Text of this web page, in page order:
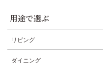
用途で選ぶ
リビング
ダイニング